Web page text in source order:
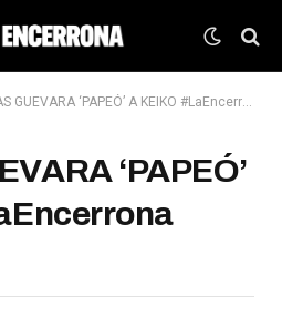
GUEVARA ‘PAPEÓ’ A KEIKO #LaEncerrona #shorts
‘PAPEÓ’